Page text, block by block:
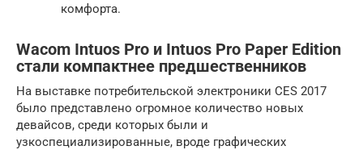
комфорта.
Wacom Intuos Pro и Intuos Pro Paper Edition
стали компактнее предшественников
На выставке потребительской электроники CES 2017
было представлено огромное количество новых
девайсов, среди которых были и
узкоспециализированные, вроде графических